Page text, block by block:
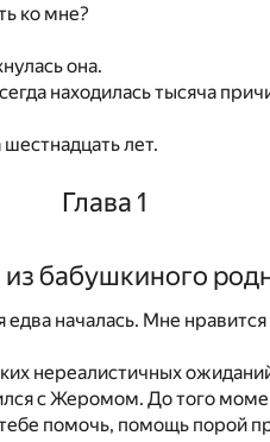
ко мне?
она.
находилась тысяча
лет.
Глава 1
бабушкиного
началась. Мне
нереалистичных
с Жеромом. До того
помочь, помощь порой